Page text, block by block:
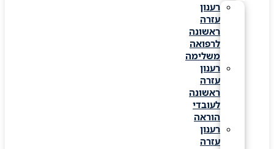
רענון
עזרה
ראשונה
לרפואה
משלימה
רענון
עזרה
ראשונה
לעובדי
הוראה
רענון
עזרה